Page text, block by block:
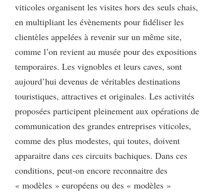
viticoles organisent les visites hors des seuls chais,
en multipliant les évènements pour fidéliser les
clientèles appelées à revenir sur un même site,
comme l’on revient au musée pour des expositions
temporaires. Les vignobles et leurs caves, sont
aujourd’hui devenus de véritables destinations
touristiques, attractives et originales. Les activités
proposées participent pleinement aux opérations de
communication des grandes entreprises viticoles,
comme des plus modestes, qui toutes, doivent
apparaitre dans ces circuits bachiques. Dans ces
conditions, peut-on encore reconnaitre des
« modèles » européens ou des « modèles »